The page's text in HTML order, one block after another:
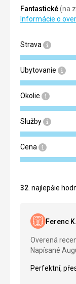
Fantastické(na
Informácie o
Strava
Ubytovanie
Okolie
Služby
Cena
32. najlepšie
Ferenc K.
Overená
Napísané
Perfektní,